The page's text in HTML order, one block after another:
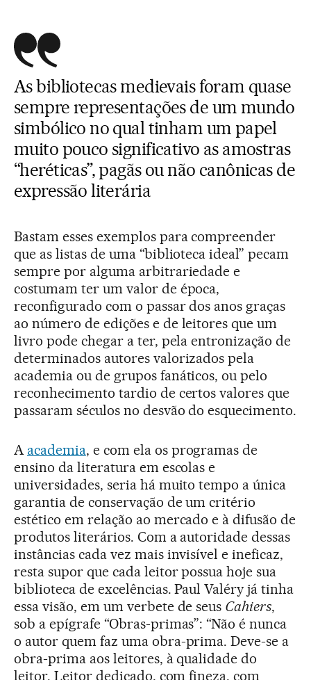
As bibliotecas medievais foram quase
sempre representações de um mundo
simbólico no qual tinham um papel
muito pouco significativo as amostras
“heréticas”, pagãs ou não canônicas de
expressão literária
Bastam esses exemplos para compreender
que as listas de uma “biblioteca ideal” pecam
sempre por alguma arbitrariedade e
costumam ter um valor de época,
reconfigurado com o passar dos anos graças
ao número de edições e de leitores que um
livro pode chegar a ter, pela entronização de
determinados autores valorizados pela
academia ou de grupos fanáticos, ou pelo
reconhecimento tardio de certos valores que
passaram séculos no desvão do esquecimento.
A academia, e com ela os programas de
ensino da literatura em escolas e
universidades, seria há muito tempo a única
garantia de conservação de um critério
estético em relação ao mercado e à difusão de
produtos literários. Com a autoridade dessas
instâncias cada vez mais invisível e ineficaz,
resta supor que cada leitor possua hoje sua
biblioteca de excelências. Paul Valéry já tinha
essa visão, em um verbete de seus Cahiers,
sob a epígrafe “Obras-primas”: “Não é nunca
o autor quem faz uma obra-prima. Deve-se a
obra-prima aos leitores, à qualidade do
leitor. Leitor dedicado, com fineza, com